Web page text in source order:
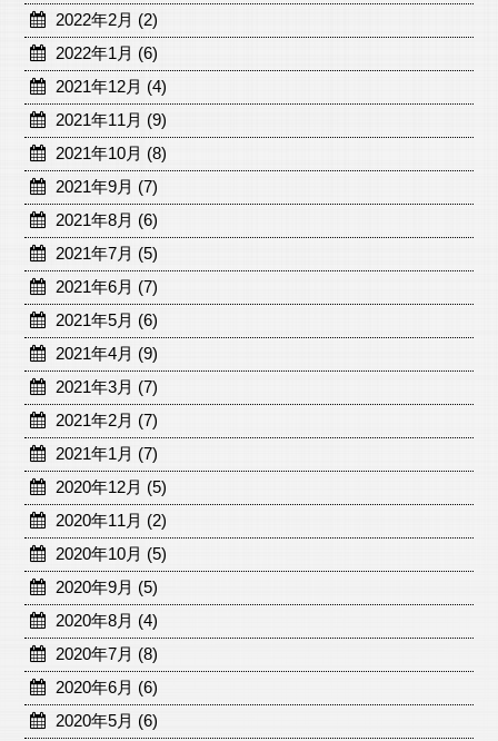
2022年2月 (2)
2022年1月 (6)
2021年12月 (4)
2021年11月 (9)
2021年10月 (8)
2021年9月 (7)
2021年8月 (6)
2021年7月 (5)
2021年6月 (7)
2021年5月 (6)
2021年4月 (9)
2021年3月 (7)
2021年2月 (7)
2021年1月 (7)
2020年12月 (5)
2020年11月 (2)
2020年10月 (5)
2020年9月 (5)
2020年8月 (4)
2020年7月 (8)
2020年6月 (6)
2020年5月 (6)